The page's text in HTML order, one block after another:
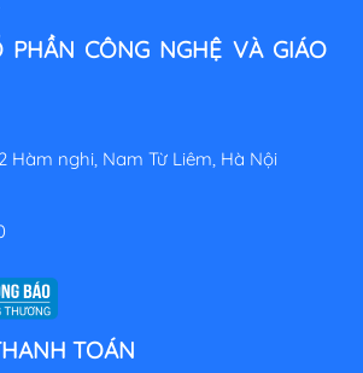
PHẦN CÔNG NGHỆ VÀ GIÁO
Hàm nghi, Nam Từ Liêm, Hà Nội
TOÁN